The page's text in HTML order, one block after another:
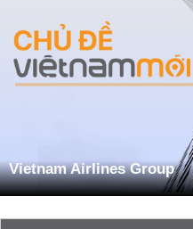
Vietnam Airlines Group